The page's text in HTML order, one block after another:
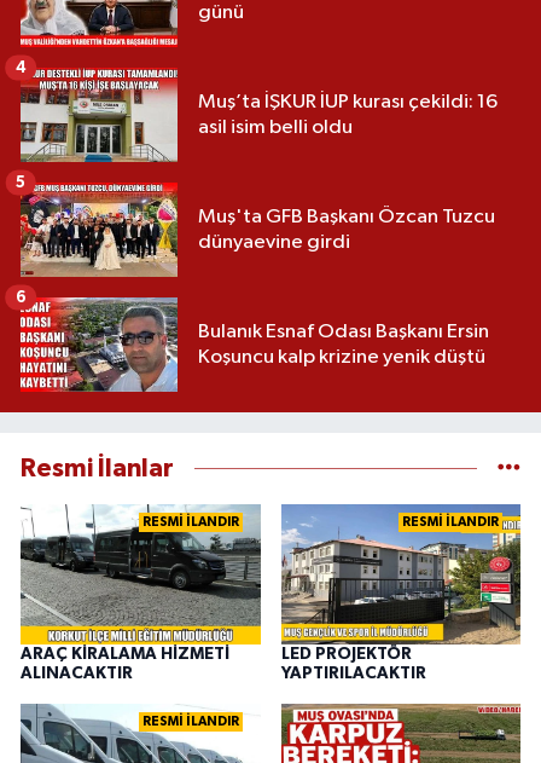
günü
Muş’ta İŞKUR İUP kurası çekildi: 16
asil isim belli oldu
4
Muş'ta GFB Başkanı Özcan Tuzcu
dünyaevine girdi
5
Bulanık Esnaf Odası Başkanı Ersin
Koşuncu kalp krizine yenik düştü
6
Resmi İlanlar
RESMİ İLANDIR
ARAÇ KİRALAMA HİZMETİ
ALINACAKTIR
RESMİ İLANDIR
LED PROJEKTÖR
YAPTIRILACAKTIR
RESMİ İLANDIR